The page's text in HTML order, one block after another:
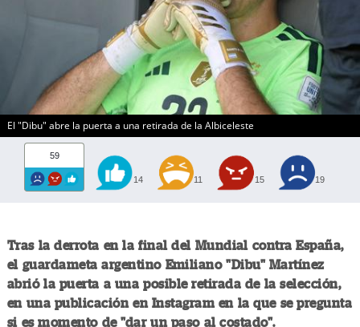
El "Dibu" abre la puerta a una retirada de la Albiceleste
59
14 11 15 19
Tras la derrota en la final del Mundial contra España,
el guardameta argentino Emiliano "Dibu" Martínez
abrió la puerta a una posible retirada de la selección,
en una publicación en Instagram en la que se pregunta
si es momento de "dar un paso al costado".